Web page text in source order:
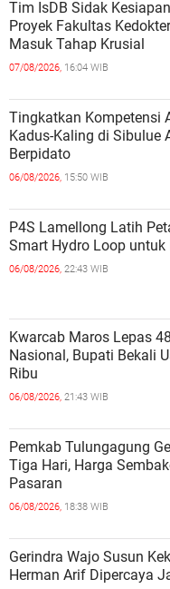
Tim IsDB Sidak
Proyek Fakultas
Masuk Tahap Krusial
07/08/2026, 16:04 WIB
Tingkatkan Kompetensi
Kadus-Kaling di Sibulue
Berpidato
06/08/2026, 15:50 WIB
P4S Lamellong Latih
Smart Hydro Loop untuk
06/08/2026, 22:43 WIB
Kwarcab Maros Lepas
Nasional, Bupati Bekali
Ribu
06/08/2026, 21:43 WIB
Pemkab Tulungagung
Tiga Hari, Harga
Pasaran
06/08/2026, 18:38 WIB
Gerindra Wajo Susun
Herman Arif Dipercaya